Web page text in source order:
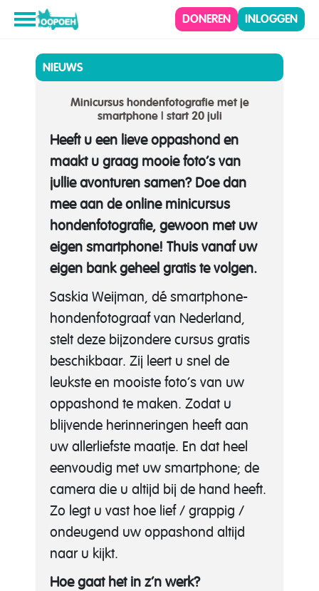
DONEREN INLOGGEN
NIEUWS
Minicursus hondenfotografie met je
smartphone | start 20 juli
Heeft u een lieve oppashond en
maakt u graag mooie foto’s van
jullie avonturen samen? Doe dan
mee aan de online minicursus
hondenfotografie, gewoon met uw
eigen smartphone! Thuis vanaf uw
eigen bank geheel gratis te volgen.
Saskia Weijman, dé smartphone-
hondenfotograaf van Nederland,
stelt deze bijzondere cursus gratis
beschikbaar. Zij leert u snel de
leukste en mooiste foto’s van uw
oppashond te maken. Zodat u
blijvende herinneringen heeft aan
uw allerliefste maatje. En dat heel
eenvoudig met uw smartphone; de
camera die u altijd bij de hand heeft.
Zo legt u vast hoe lief / grappig /
ondeugend uw oppashond altijd
naar u kijkt.
Hoe gaat het in z’n werk?